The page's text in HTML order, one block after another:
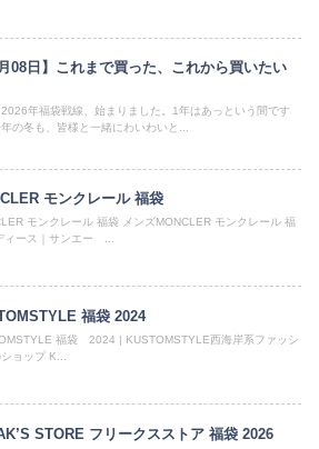
月08日】これまで買った、これから買いたい
2026年福袋戦線、始まりました。1年はあっという間です
の冬も、皆様と一緒にわいわいと...
モンクレール 福袋
モンクレール 福袋 メンズMONCLER モンクレール 福
ィース｜サンエー ...
福袋 2024
福袋 2024 | KUSTOMSTYLE西海岸系ファッシ
ョップ K...
STORE フリークスストア 福袋 2026